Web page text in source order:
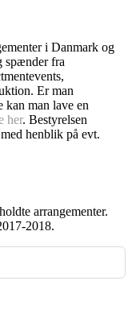
i Danmark og
spænder fra
Er man
kan man lave en
her. Bestyrelsen
henblik på evt.
arrangementer.
2018.